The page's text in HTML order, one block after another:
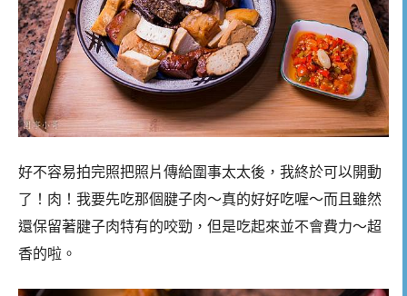
好不容易拍完照把照片傳給圍事太太後，我終於可以開動
了！肉！我要先吃那個腱子肉～真的好好吃喔～而且雖然
還保留著腱子肉特有的咬勁，但是吃起來並不會費力～超
香的啦。